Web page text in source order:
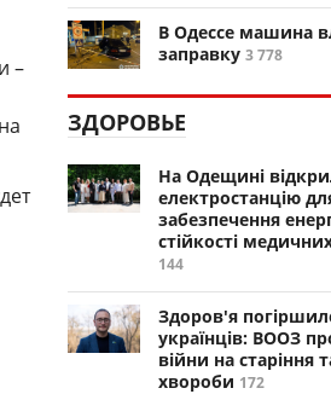
–
В Одессе машина
заправку 3 778
ЗДОРОВЬЕ
На Одещині
електростанцію
забезпечення
стійкості
144
Здоров'я
українців: ВООЗ
війни на старіння
хвороби 172